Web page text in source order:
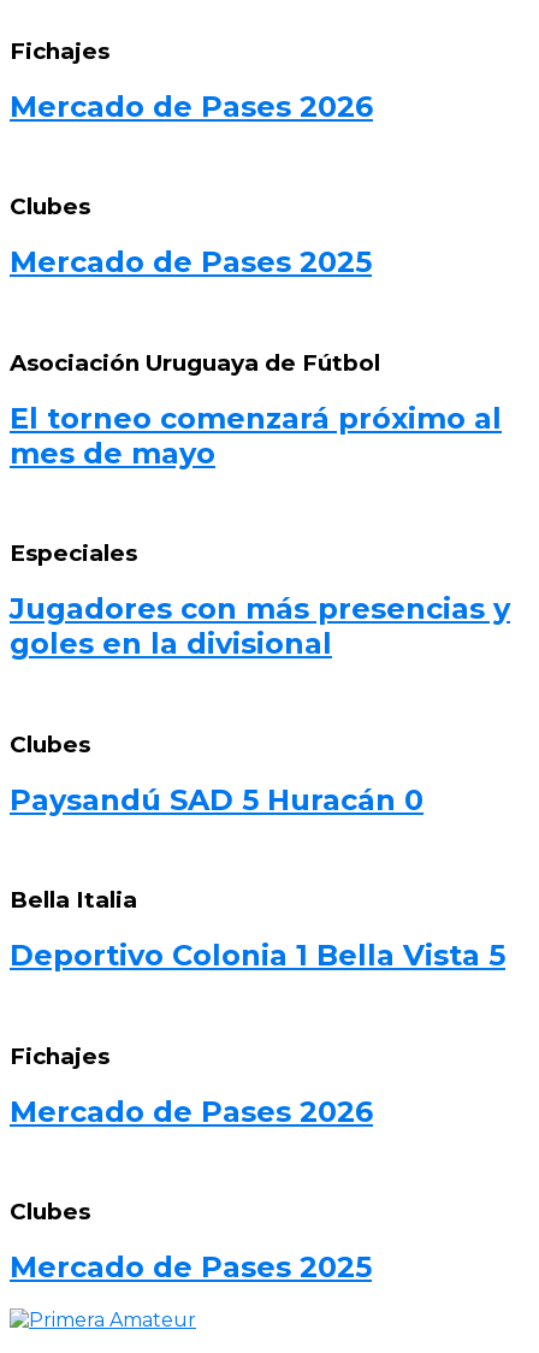
Fichajes
Mercado de Pases 2026
Clubes
Mercado de Pases 2025
Asociación Uruguaya de Fútbol
El torneo comenzará próximo al
mes de mayo
Especiales
Jugadores con más presencias y
goles en la divisional
Clubes
Paysandú SAD 5 Huracán 0
Bella Italia
Deportivo Colonia 1 Bella Vista 5
Fichajes
Mercado de Pases 2026
Clubes
Mercado de Pases 2025